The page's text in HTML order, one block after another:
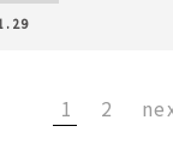
1 2 ›